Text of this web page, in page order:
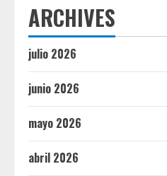
ARCHIVES
julio 2026
junio 2026
mayo 2026
abril 2026